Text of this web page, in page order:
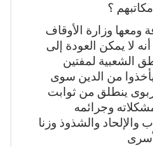
؟
ومعها وزارة الأوقاف
لا يمكن العودة إلى
الشعبية لمفتين
من الدين سوى
ينطلق من ثوابت
وجرائمه
والإلحاد والشذوذ وزنا